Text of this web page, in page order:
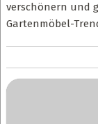
verschönern und
Gartenmöbel-